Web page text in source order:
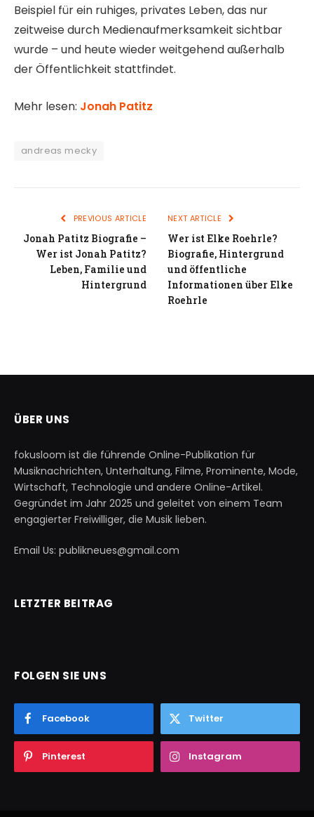
Beispiel für ein ruhiges, privates Leben, das nur
zeitweise durch Medienaufmerksamkeit sichtbar
wurde – und heute wieder weitgehend außerhalb
der Öffentlichkeit stattfindet.
Mehr lesen: Jonah Patitz
andreas mecky
PREVIOUS ARTICLE
Jonah Patitz Biografie –
Wer ist Jonah Patitz?
Leben, Familie und
Hintergrund
NEXT ARTICLE
Wer ist Elke Roehrle?
Biografie, Hintergrund
und öffentliche
Informationen über Elke
Roehrle
ÜBER UNS
fokusloom ist die führende Online-Publikation für
Musiknachrichten, Unterhaltung, Filme, Prominente, Mode,
Wirtschaft, Technologie und andere Online-Artikel.
Gegründet im Jahr 2025 und geleitet von einem Team
engagierter Freiwilliger, die Musik lieben.
Email Us: publikneues@gmail.com
LETZTER BEITRAG
FOLGEN SIE UNS
Facebook Twitter
Pinterest Instagram